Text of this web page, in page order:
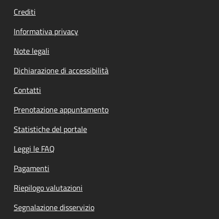
Crediti
Informativa privacy
Note legali
Dichiarazione di accessibilità
Contatti
Prenotazione appuntamento
Statistiche del portale
Leggi le FAQ
Pagamenti
Riepilogo valutazioni
Segnalazione disservizio